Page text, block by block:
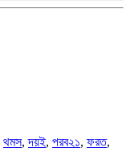
থমস,দয়ই, পরব২১, ফরত,